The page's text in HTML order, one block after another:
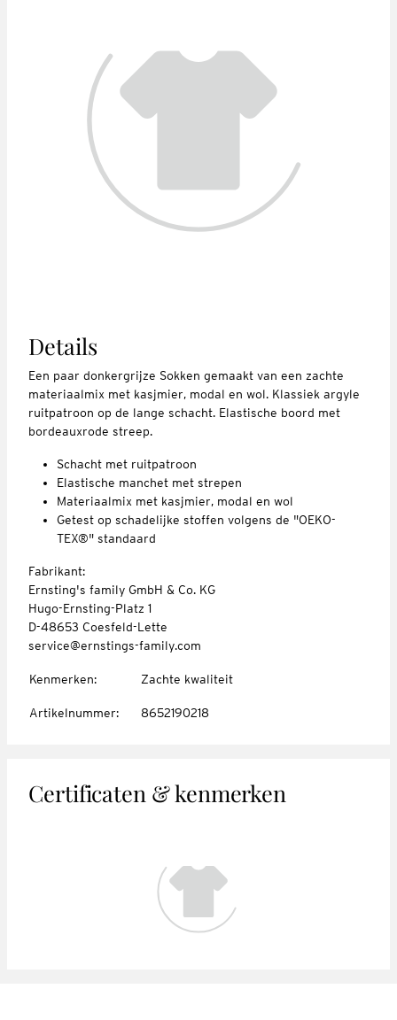
Details
Een paar donkergrijze Sokken gemaakt van een zachte
materiaalmix met kasjmier, modal en wol. Klassiek argyle
ruitpatroon op de lange schacht. Elastische boord met
bordeauxrode streep.
Schacht met ruitpatroon
Elastische manchet met strepen
Materiaalmix met kasjmier, modal en wol
Getest op schadelijke stoffen volgens de "OEKO-
TEX®" standaard
Fabrikant:
Ernsting's family GmbH & Co. KG
Hugo-Ernsting-Platz 1
D-48653 Coesfeld-Lette
service@ernstings-family.com
Kenmerken: Zachte kwaliteit
Artikelnummer: 8652190218
Certificaten & kenmerken